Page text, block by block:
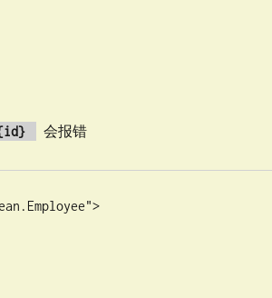
会报错